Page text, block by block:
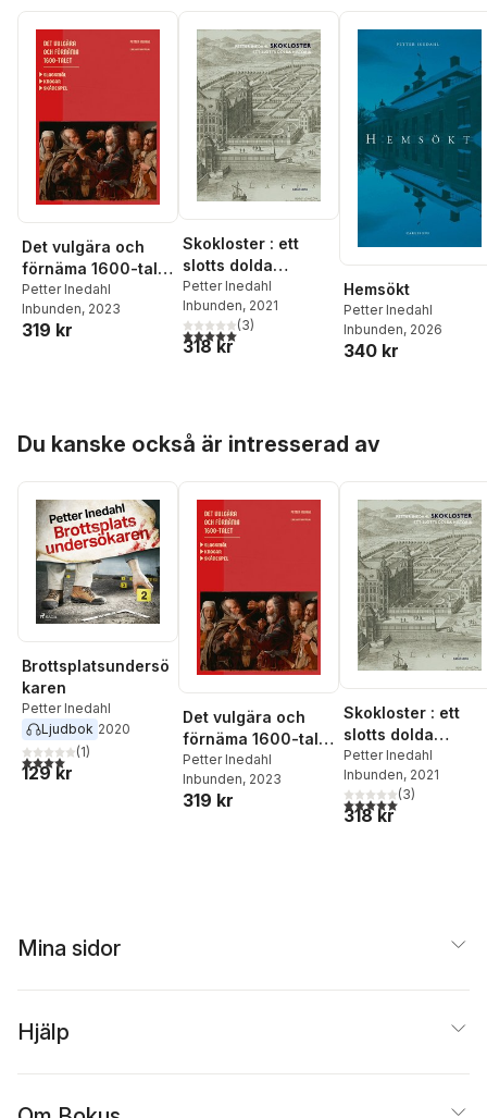
Det vulgära och
förnäma 1600-talet
: Slagsmål. Krogar.
Skådespel.
Petter Inedahl
Inbunden, 2023
319 kr
Skokloster : ett
slotts dolda
historia
Petter Inedahl
Inbunden, 2021
5,0utav 5 stjärnor. Totalt antal röster:
(3)
318 kr
Hemsökt
Petter Inedahl
Inbunden, 2026
340 kr
Du kanske också är intresserad av
Brottsplatsundersö
karen
Petter Inedahl
Ljudbok 2020
4,0utav 5 stjärnor. Totalt antal röster:
(1)
129 kr
Det vulgära och
förnäma 1600-talet
: Slagsmål. Krogar.
Skådespel.
Petter Inedahl
Inbunden, 2023
319 kr
Skokloster : ett
slotts dolda
historia
Petter Inedahl
Inbunden, 2021
5,0utav 5 stjärnor.
(3)
318 kr
Mina sidor
Hjälp